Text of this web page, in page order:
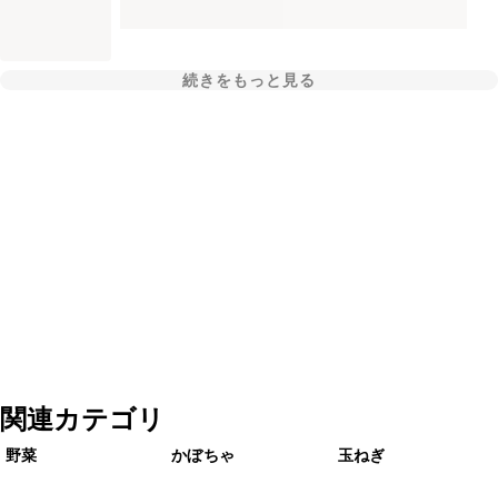
続きをもっと見る
関連カテゴリ
野菜 かぼちゃ 玉ねぎ